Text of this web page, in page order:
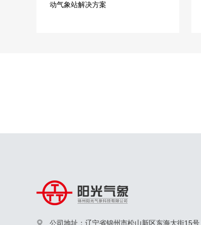
动气象站解决方案
 公司地址：辽宁省锦州市松山新区东海大街15